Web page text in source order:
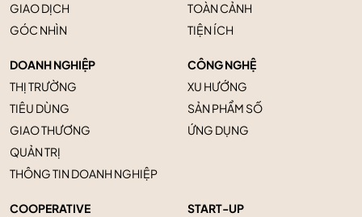
GIAO DỊCH
GÓC NHÌN
TOÀN CẢNH
TIỆN ÍCH
DOANH NGHIỆP
THỊ TRƯỜNG
TIÊU DÙNG
GIAO THƯƠNG
QUẢN TRỊ
THÔNG TIN DOANH NGHIỆP
CÔNG NGHỆ
XU HƯỚNG
SẢN PHẨM SỐ
ỨNG DỤNG
COOPERATIVE
START-UP